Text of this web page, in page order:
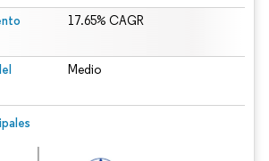
17.65% CAGR
Medio
El uso requiere atribución según CC BY 4.0.